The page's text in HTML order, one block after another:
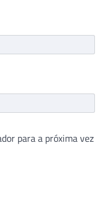
para a próxima vez